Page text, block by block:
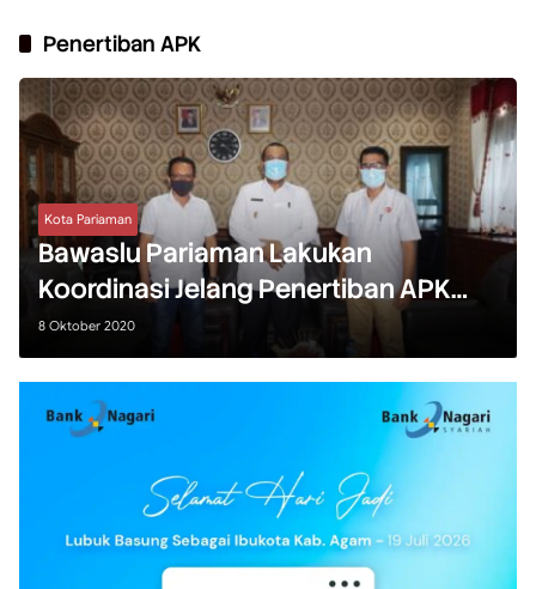
Penertiban APK
Kota Pariaman
Bawaslu Pariaman Lakukan
Koordinasi Jelang Penertiban APK
Pilkada
8 Oktober 2020